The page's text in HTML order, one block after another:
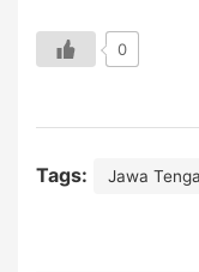
0
Tags: Jawa